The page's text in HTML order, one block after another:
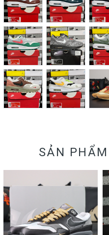
SẢN